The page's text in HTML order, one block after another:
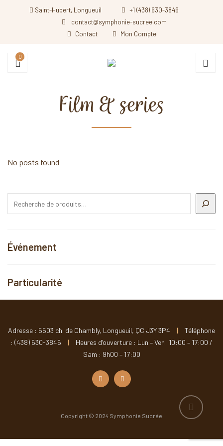
Saint-Hubert, Longueuil
+1 (438) 630-3846
contact@symphonie-sucree.com
Contact
Mon Compte
0
Film & series
No posts found
Événement
Particularité
Adresse : 5503 ch. de Chambly, Longueuil, QC J3Y 3P4 |
Téléphone
: (438) 630-3846
|
Heures d’ouverture : Lun – Ven: 10:00 – 17:00 /
Sam : 9h00 – 17:00
Copyright © 2024 Symphonie Sucrée